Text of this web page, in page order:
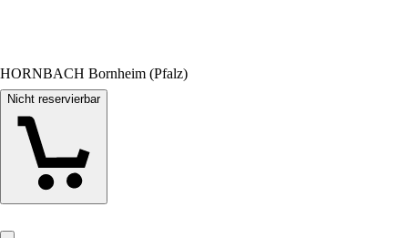
HORNBACH Bornheim (Pfalz)
Nicht reservierbar